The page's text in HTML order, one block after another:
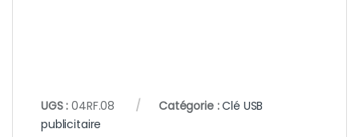
UGS :04RF.08 Catégorie :Clé USB
publicitaire